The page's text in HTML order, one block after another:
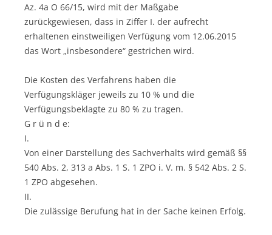
Az. 4a O 66/15, wird mit der Maßgabe
zurückgewiesen, dass in Ziffer I. der aufrecht
erhaltenen einstweiligen Verfügung vom 12.06.2015
das Wort „insbesondere“ gestrichen wird.
Die Kosten des Verfahrens haben die
Verfügungskläger jeweils zu 10 % und die
Verfügungsbeklagte zu 80 % zu tragen.
G r ü n d e:
I.
Von einer Darstellung des Sachverhalts wird gemäß §§
540 Abs. 2, 313 a Abs. 1 S. 1 ZPO i. V. m. § 542 Abs. 2 S.
1 ZPO abgesehen.
II.
Die zulässige Berufung hat in der Sache keinen Erfolg.